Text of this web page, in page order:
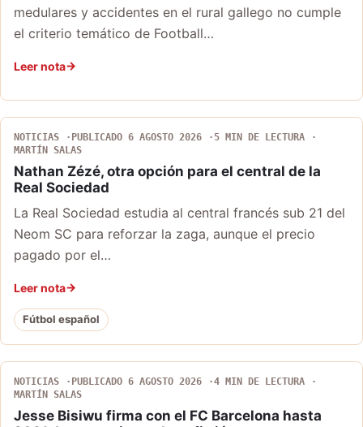
medulares y accidentes en el rural gallego no cumple
el criterio temático de Football…
Leer nota
NOTICIAS PUBLICADO 6 AGOSTO 2026
5 MIN DE LECTURA
MARTÍN SALAS
Nathan Zézé, otra opción para el central de la
Real Sociedad
La Real Sociedad estudia al central francés sub 21 del
Neom SC para reforzar la zaga, aunque el precio
pagado por el…
Leer nota
Fútbol español
NOTICIAS PUBLICADO 6 AGOSTO 2026
4 MIN DE LECTURA
MARTÍN SALAS
Jesse Bisiwu firma con el FC Barcelona hasta